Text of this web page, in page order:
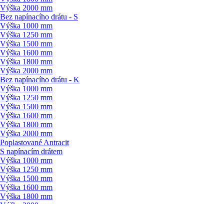
Výška 2000 mm
Bez napínacího drátu - S
Výška 1000 mm
Výška 1250 mm
Výška 1500 mm
Výška 1600 mm
Výška 1800 mm
Výška 2000 mm
Bez napínacího drátu - K
Výška 1000 mm
Výška 1250 mm
Výška 1500 mm
Výška 1600 mm
Výška 1800 mm
Výška 2000 mm
Poplastované Antracit
S napínacím drátem
Výška 1000 mm
Výška 1250 mm
Výška 1500 mm
Výška 1600 mm
Výška 1800 mm